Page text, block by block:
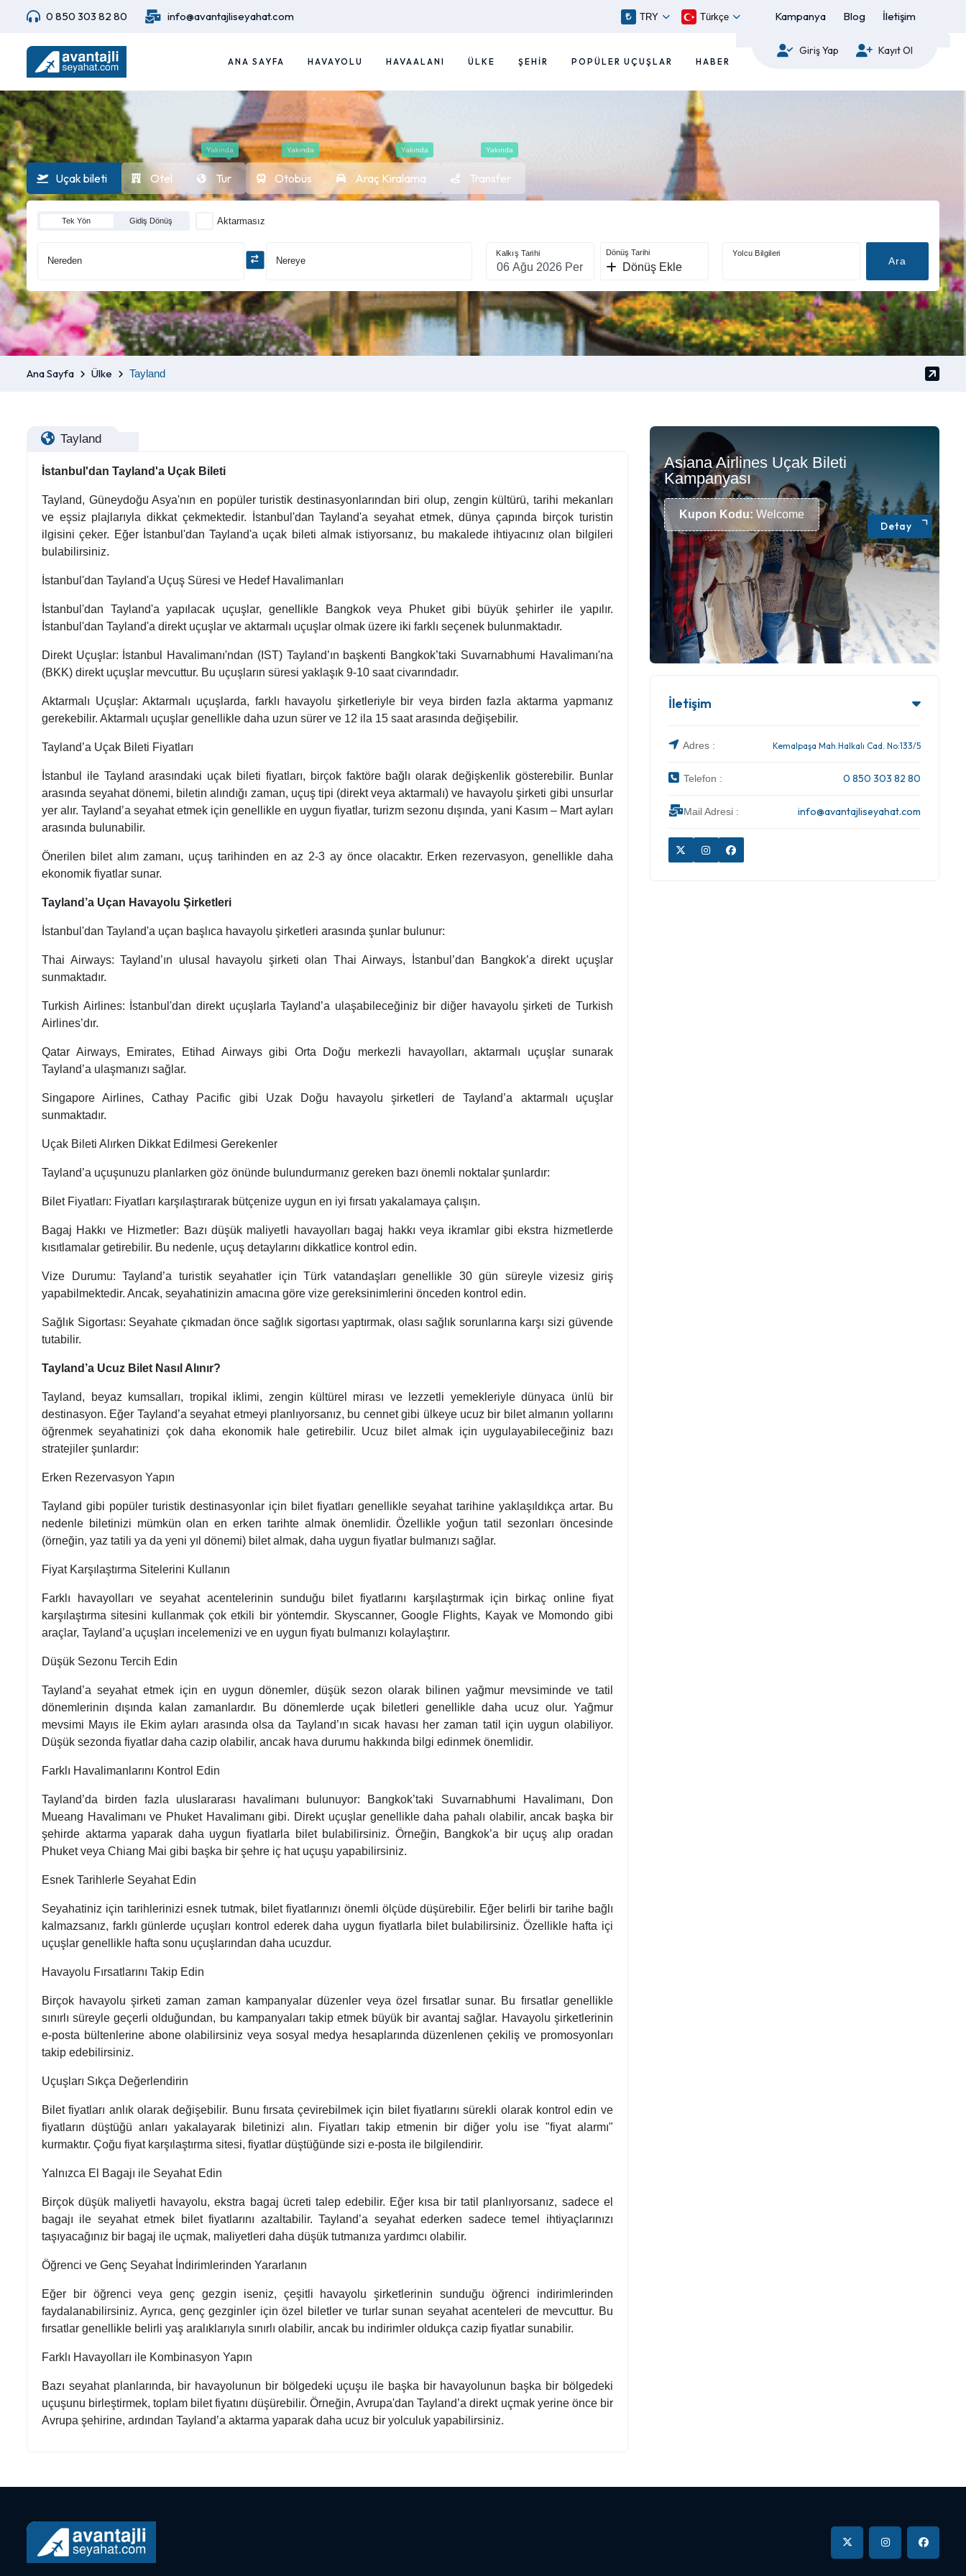
0 850 303 82 80 info@avantajliseyahat.com TRY Türkçe Kampanya Blog İletişim
ANA SAYFA HAVAYOLU HAVAALANI ÜLKE ŞEHIR POPÜLER UÇUŞLAR HABER
Giriş Yap Kayıt Ol
Uçak bileti Otel
Yakında
Tur
Yakında
Otobüs
Yakında
Araç Kiralama
Yakında
Transfer
Tek Yön Gidiş Dönüş Aktarmasız
Nereden Nereye
Kalkış Tarihi Dönüş Tarihi
Dönüş Ekle
Yolcu Bilgileri
Ara
Ana Sayfa Ülke Tayland
Tayland
İstanbul'dan Tayland'a Uçak Bileti
Tayland, Güneydoğu Asya'nın en popüler turistik destinasyonlarından biri olup, zengin kültürü, tarihi mekanları
ve eşsiz plajlarıyla dikkat çekmektedir. İstanbul'dan Tayland'a seyahat etmek, dünya çapında birçok turistin
ilgisini çeker. Eğer İstanbul'dan Tayland'a uçak bileti almak istiyorsanız, bu makalede ihtiyacınız olan bilgileri
bulabilirsiniz.
İstanbul'dan Tayland'a Uçuş Süresi ve Hedef Havalimanları
İstanbul'dan Tayland'a yapılacak uçuşlar, genellikle Bangkok veya Phuket gibi büyük şehirler ile yapılır.
İstanbul'dan Tayland'a direkt uçuşlar ve aktarmalı uçuşlar olmak üzere iki farklı seçenek bulunmaktadır.
Direkt Uçuşlar: İstanbul Havalimanı'ndan (IST) Tayland’ın başkenti Bangkok’taki Suvarnabhumi Havalimanı'na
(BKK) direkt uçuşlar mevcuttur. Bu uçuşların süresi yaklaşık 9-10 saat civarındadır.
Aktarmalı Uçuşlar: Aktarmalı uçuşlarda, farklı havayolu şirketleriyle bir veya birden fazla aktarma yapmanız
gerekebilir. Aktarmalı uçuşlar genellikle daha uzun sürer ve 12 ila 15 saat arasında değişebilir.
Tayland’a Uçak Bileti Fiyatları
İstanbul ile Tayland arasındaki uçak bileti fiyatları, birçok faktöre bağlı olarak değişkenlik gösterebilir. Bunlar
arasında seyahat dönemi, biletin alındığı zaman, uçuş tipi (direkt veya aktarmalı) ve havayolu şirketi gibi unsurlar
yer alır. Tayland’a seyahat etmek için genellikle en uygun fiyatlar, turizm sezonu dışında, yani Kasım – Mart ayları
arasında bulunabilir.
Önerilen bilet alım zamanı, uçuş tarihinden en az 2-3 ay önce olacaktır. Erken rezervasyon, genellikle daha
ekonomik fiyatlar sunar.
Tayland’a Uçan Havayolu Şirketleri
İstanbul'dan Tayland'a uçan başlıca havayolu şirketleri arasında şunlar bulunur:
Thai Airways: Tayland’ın ulusal havayolu şirketi olan Thai Airways, İstanbul’dan Bangkok’a direkt uçuşlar
sunmaktadır.
Turkish Airlines: İstanbul'dan direkt uçuşlarla Tayland’a ulaşabileceğiniz bir diğer havayolu şirketi de Turkish
Airlines’dır.
Qatar Airways, Emirates, Etihad Airways gibi Orta Doğu merkezli havayolları, aktarmalı uçuşlar sunarak
Tayland’a ulaşmanızı sağlar.
Singapore Airlines, Cathay Pacific gibi Uzak Doğu havayolu şirketleri de Tayland’a aktarmalı uçuşlar
sunmaktadır.
Uçak Bileti Alırken Dikkat Edilmesi Gerekenler
Tayland’a uçuşunuzu planlarken göz önünde bulundurmanız gereken bazı önemli noktalar şunlardır:
Bilet Fiyatları: Fiyatları karşılaştırarak bütçenize uygun en iyi fırsatı yakalamaya çalışın.
Bagaj Hakkı ve Hizmetler: Bazı düşük maliyetli havayolları bagaj hakkı veya ikramlar gibi ekstra hizmetlerde
kısıtlamalar getirebilir. Bu nedenle, uçuş detaylarını dikkatlice kontrol edin.
Vize Durumu: Tayland’a turistik seyahatler için Türk vatandaşları genellikle 30 gün süreyle vizesiz giriş
yapabilmektedir. Ancak, seyahatinizin amacına göre vize gereksinimlerini önceden kontrol edin.
Sağlık Sigortası: Seyahate çıkmadan önce sağlık sigortası yaptırmak, olası sağlık sorunlarına karşı sizi güvende
tutabilir.
Tayland’a Ucuz Bilet Nasıl Alınır?
Tayland, beyaz kumsalları, tropikal iklimi, zengin kültürel mirası ve lezzetli yemekleriyle dünyaca ünlü bir
destinasyon. Eğer Tayland’a seyahat etmeyi planlıyorsanız, bu cennet gibi ülkeye ucuz bir bilet almanın yollarını
öğrenmek seyahatinizi çok daha ekonomik hale getirebilir. Ucuz bilet almak için uygulayabileceğiniz bazı
stratejiler şunlardır:
Erken Rezervasyon Yapın
Tayland gibi popüler turistik destinasyonlar için bilet fiyatları genellikle seyahat tarihine yaklaşıldıkça artar. Bu
nedenle biletinizi mümkün olan en erken tarihte almak önemlidir. Özellikle yoğun tatil sezonları öncesinde
(örneğin, yaz tatili ya da yeni yıl dönemi) bilet almak, daha uygun fiyatlar bulmanızı sağlar.
Fiyat Karşılaştırma Sitelerini Kullanın
Farklı havayolları ve seyahat acentelerinin sunduğu bilet fiyatlarını karşılaştırmak için birkaç online fiyat
karşılaştırma sitesini kullanmak çok etkili bir yöntemdir. Skyscanner, Google Flights, Kayak ve Momondo gibi
araçlar, Tayland’a uçuşları incelemenizi ve en uygun fiyatı bulmanızı kolaylaştırır.
Düşük Sezonu Tercih Edin
Tayland’a seyahat etmek için en uygun dönemler, düşük sezon olarak bilinen yağmur mevsiminde ve tatil
dönemlerinin dışında kalan zamanlardır. Bu dönemlerde uçak biletleri genellikle daha ucuz olur. Yağmur
mevsimi Mayıs ile Ekim ayları arasında olsa da Tayland’ın sıcak havası her zaman tatil için uygun olabiliyor.
Düşük sezonda fiyatlar daha cazip olabilir, ancak hava durumu hakkında bilgi edinmek önemlidir.
Farklı Havalimanlarını Kontrol Edin
Tayland’da birden fazla uluslararası havalimanı bulunuyor: Bangkok’taki Suvarnabhumi Havalimanı, Don
Mueang Havalimanı ve Phuket Havalimanı gibi. Direkt uçuşlar genellikle daha pahalı olabilir, ancak başka bir
şehirde aktarma yaparak daha uygun fiyatlarla bilet bulabilirsiniz. Örneğin, Bangkok’a bir uçuş alıp oradan
Phuket veya Chiang Mai gibi başka bir şehre iç hat uçuşu yapabilirsiniz.
Esnek Tarihlerle Seyahat Edin
Seyahatiniz için tarihlerinizi esnek tutmak, bilet fiyatlarınızı önemli ölçüde düşürebilir. Eğer belirli bir tarihe bağlı
kalmazsanız, farklı günlerde uçuşları kontrol ederek daha uygun fiyatlarla bilet bulabilirsiniz. Özellikle hafta içi
uçuşlar genellikle hafta sonu uçuşlarından daha ucuzdur.
Havayolu Fırsatlarını Takip Edin
Birçok havayolu şirketi zaman zaman kampanyalar düzenler veya özel fırsatlar sunar. Bu fırsatlar genellikle
sınırlı süreyle geçerli olduğundan, bu kampanyaları takip etmek büyük bir avantaj sağlar. Havayolu şirketlerinin
e-posta bültenlerine abone olabilirsiniz veya sosyal medya hesaplarında düzenlenen çekiliş ve promosyonları
takip edebilirsiniz.
Uçuşları Sıkça Değerlendirin
Bilet fiyatları anlık olarak değişebilir. Bunu fırsata çevirebilmek için bilet fiyatlarını sürekli olarak kontrol edin ve
fiyatların düştüğü anları yakalayarak biletinizi alın. Fiyatları takip etmenin bir diğer yolu ise "fiyat alarmı"
kurmaktır. Çoğu fiyat karşılaştırma sitesi, fiyatlar düştüğünde sizi e-posta ile bilgilendirir.
Yalnızca El Bagajı ile Seyahat Edin
Birçok düşük maliyetli havayolu, ekstra bagaj ücreti talep edebilir. Eğer kısa bir tatil planlıyorsanız, sadece el
bagajı ile seyahat etmek bilet fiyatlarını azaltabilir. Tayland’a seyahat ederken sadece temel ihtiyaçlarınızı
taşıyacağınız bir bagaj ile uçmak, maliyetleri daha düşük tutmanıza yardımcı olabilir.
Öğrenci ve Genç Seyahat İndirimlerinden Yararlanın
Eğer bir öğrenci veya genç gezgin iseniz, çeşitli havayolu şirketlerinin sunduğu öğrenci indirimlerinden
faydalanabilirsiniz. Ayrıca, genç gezginler için özel biletler ve turlar sunan seyahat acenteleri de mevcuttur. Bu
fırsatlar genellikle belirli yaş aralıklarıyla sınırlı olabilir, ancak bu indirimler oldukça cazip fiyatlar sunabilir.
Farklı Havayolları ile Kombinasyon Yapın
Bazı seyahat planlarında, bir havayolunun bir bölgedeki uçuşu ile başka bir havayolunun başka bir bölgedeki
uçuşunu birleştirmek, toplam bilet fiyatını düşürebilir. Örneğin, Avrupa'dan Tayland’a direkt uçmak yerine önce bir
Avrupa şehirine, ardından Tayland’a aktarma yaparak daha ucuz bir yolculuk yapabilirsiniz.
Asiana Airlines Uçak Bileti
Kampanyası
Kupon Kodu: Welcome
Detay
İletişim
Adres : Kemalpaşa Mah.Halkalı Cad. No:133/5
Telefon : 0 850 303 82 80
Mail Adresi : info@avantajliseyahat.com